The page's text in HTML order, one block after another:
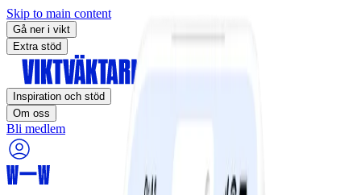
Skip to main content
Gå ner i vikt
Extra stöd
Inspiration och stöd
Om oss
Bli medlem